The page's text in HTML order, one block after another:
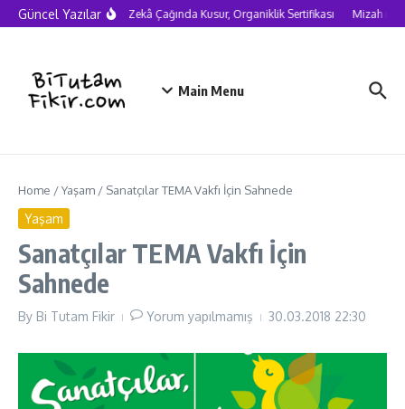
Skip to content
Güncel YazılarYapay Zekâ Çağında Kusur, Organiklik Sertifikası Mizah
Main Menu
Home /Yaşam / Sanatçılar TEMA Vakfı İçin Sahnede
Yaşam
Sanatçılar TEMA Vakfı İçin
Sahnede
By Bi Tutam Fikir Yorum yapılmamış 30.03.2018 22:30